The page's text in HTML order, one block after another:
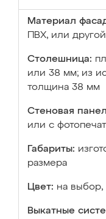
Материал
ПВХ, или
Столешница:
или 38 мм; из
толщина 38 мм
Стеновая
или с
Габариты:
размера
Цвет: на
Выкатные